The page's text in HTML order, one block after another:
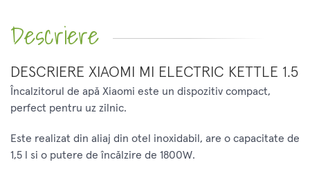
Descriere
DESCRIERE XIAOMI MI ELECTRIC KETTLE 1.5
Încalzitorul de apă Xiaomi este un dispozitiv compact,
perfect pentru uz zilnic.
Este realizat din aliaj din otel inoxidabil, are o capacitate de
1,5 l si o putere de încălzire de 1800W.